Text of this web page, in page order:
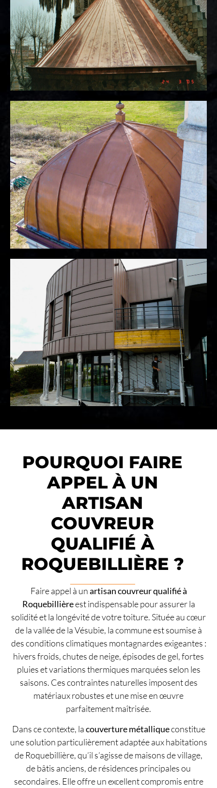
POURQUOI FAIRE
APPEL À UN
ARTISAN
COUVREUR
QUALIFIÉ À
ROQUEBILLIÈRE ?
Faire appel à unartisan couvreur qualifié à
Roquebillièreest indispensable pour assurer la
solidité et la longévité de votre toiture. Située au cœur
de la vallée de la Vésubie, la commune est soumise à
des conditions climatiques montagnardes exigeantes :
hivers froids, chutes de neige, épisodes de gel, fortes
pluies et variations thermiques marquées selon les
saisons. Ces contraintes naturelles imposent des
matériaux robustes et une mise en œuvre
parfaitement maîtrisée.
Dans ce contexte, lacouverture métalliqueconstitue
une solution particulièrement adaptée aux habitations
de Roquebillière, qu’il s’agisse de maisons de village,
de bâtis anciens, de résidences principales ou
secondaires. Elle offre un excellent compromis entre